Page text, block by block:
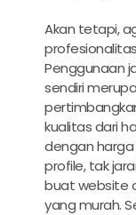
Akan tetapi,
Penggunaan
sendiri
kualitas dari
dengan harga
profile, tak
buat website
yang murah.